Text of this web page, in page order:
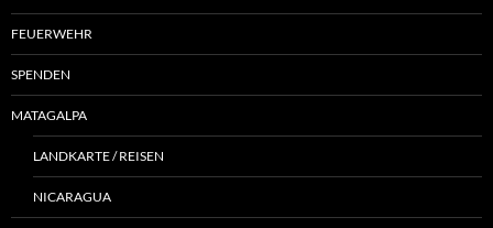
FEUERWEHR
SPENDEN
MATAGALPA
LANDKARTE / REISEN
NICARAGUA